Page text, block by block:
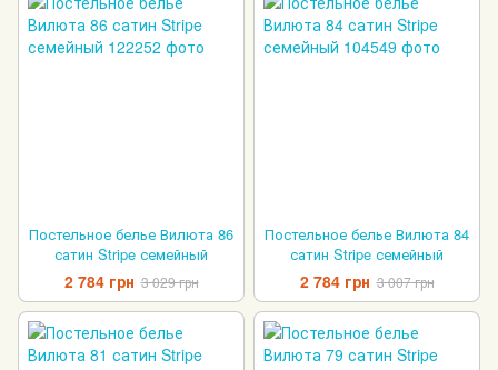
Постельное белье Вилюта 86
сатин Stripe семейный
2 784 грн 3 029 грн
Постельное белье Вилюта 84
сатин Stripe семейный
2 784 грн 3 007 грн